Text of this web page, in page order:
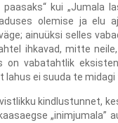
kui „Jumala
olemise ja elu
ainuüksi selles
ihkavad, mitte
on vabatahtlik
ei suuda te midagi
kindlustunnet,
„inimjumala”